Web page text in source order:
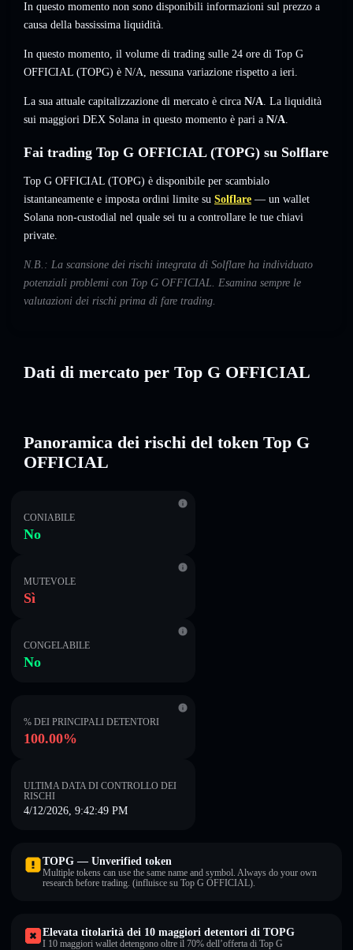
In questo momento non sono disponibili informazioni sul prezzo a
causa della bassissima liquidità.
In questo momento, il volume di trading sulle 24 ore di Top G
OFFICIAL (TOPG) è N/A, nessuna variazione rispetto a ieri.
La sua attuale capitalizzazione di mercato è circa N/A. La liquidità
sui maggiori DEX Solana in questo momento è pari a N/A.
Fai trading Top G OFFICIAL (TOPG) su Solflare
Top G OFFICIAL (TOPG) è disponibile per scambialo
istantaneamente e imposta ordini limite su Solflare — un wallet
Solana non-custodial nel quale sei tu a controllare le tue chiavi
private.
N.B.: La scansione dei rischi integrata di Solflare ha individuato
potenziali problemi con Top G OFFICIAL. Esamina sempre le
valutazioni dei rischi prima di fare trading.
Dati di mercato per Top G OFFICIAL
Panoramica dei rischi del token Top G
OFFICIAL
CONIABILE
No
MUTEVOLE
Sì
CONGELABILE
No
% DEI PRINCIPALI DETENTORI
100.00%
ULTIMA DATA DI CONTROLLO DEI
RISCHI
4/12/2026, 9:42:49 PM
TOPG — Unverified token
Multiple tokens can use the same name and symbol. Always do your own
research before trading. (influisce su Top G OFFICIAL).
Elevata titolarità dei 10 maggiori detentori di TOPG
I 10 maggiori wallet detengono oltre il 70% dell’offerta di Top G